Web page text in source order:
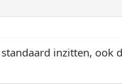
inzitten, ook